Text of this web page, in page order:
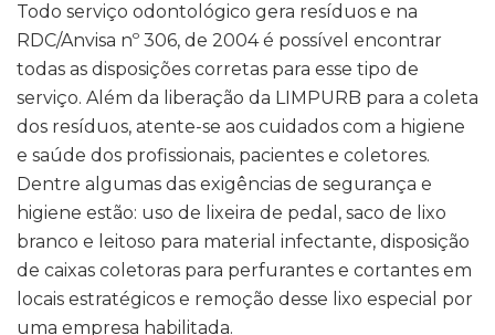
Todo serviço odontológico gera resíduos e na
RDC/Anvisa nº 306, de 2004 é possível encontrar
todas as disposições corretas para esse tipo de
serviço. Além da liberação da LIMPURB para a coleta
dos resíduos, atente-se aos cuidados com a higiene
e saúde dos profissionais, pacientes e coletores.
Dentre algumas das exigências de segurança e
higiene estão: uso de lixeira de pedal, saco de lixo
branco e leitoso para material infectante, disposição
de caixas coletoras para perfurantes e cortantes em
locais estratégicos e remoção desse lixo especial por
uma empresa habilitada.